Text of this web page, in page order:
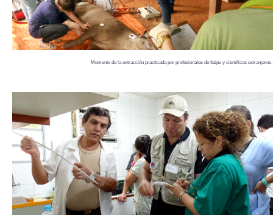
Momento de la extracción practicada por profesionales de Itaipu y científicos extranjeros.